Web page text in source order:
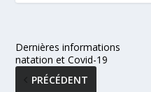
Dernières informations
natation et Covid-19
PRÉCÉDENT